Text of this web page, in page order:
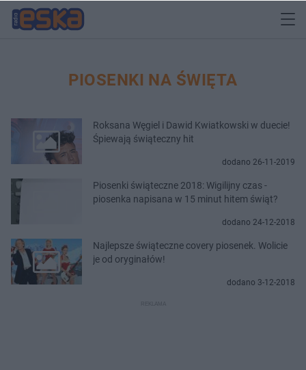
PIOSENKI NA ŚWIĘTA
Roksana Węgiel i Dawid Kwiatkowski w duecie!
Śpiewają świąteczny hit
dodano 26-11-2019
Piosenki świąteczne 2018: Wigilijny czas -
piosenka napisana w 15 minut hitem świąt?
dodano 24-12-2018
Najlepsze świąteczne covery piosenek. Wolicie
je od oryginałów!
dodano 3-12-2018